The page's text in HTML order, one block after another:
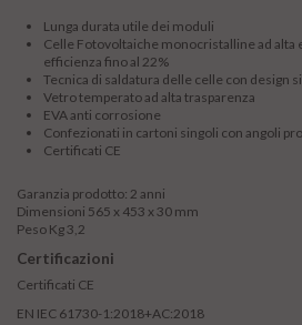
Lunga durata utile dei moduli
Celle Fotovoltaiche monocristalline ad alta
efficienza fino al 22%
Tecnica di saldatura delle celle con design
Vetro temperato ad alta trasparenza
EVA anti corrosione
Confezionati in cartoni singoli con angoli
Certificati CE
Garanzia prodotto: 2 anni
Dimensioni 565 x 453 x 30 mm
Peso Kg 3,2
Certificazioni
Certificati CE
EN IEC 61730-1:2018+AC:2018